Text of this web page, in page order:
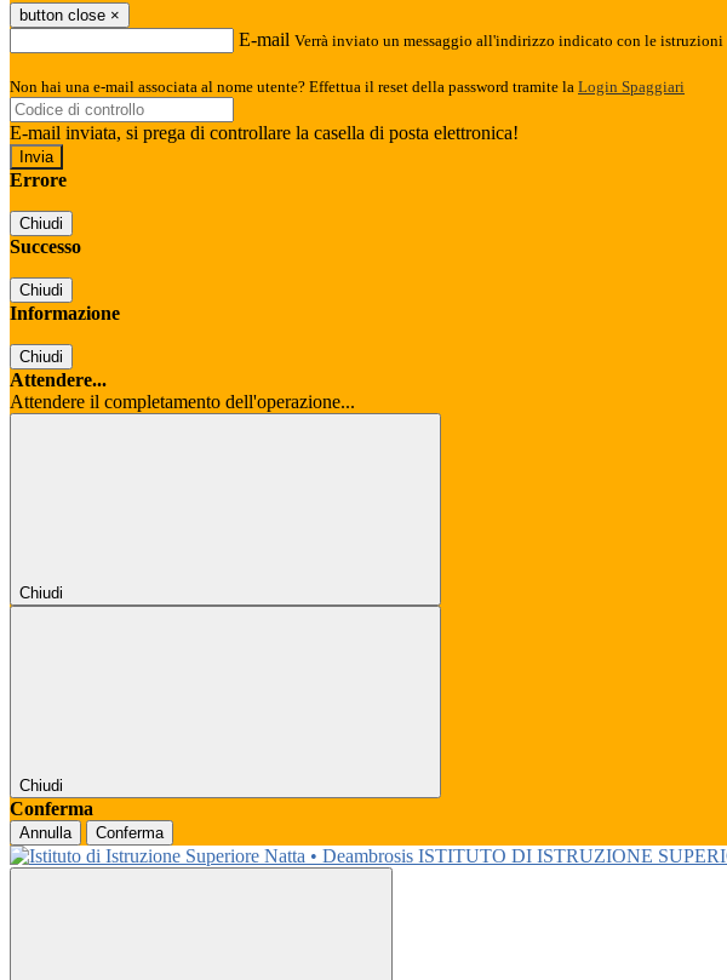
button close ×
E-mail Verrà inviato un messaggio all'indirizzo indicato con le istruzioni
Non hai una e-mail associata al nome utente? Effettua il reset della password tramite la Login Spaggiari
E-mail inviata, si prega di controllare la casella di posta elettronica!
Errore
Chiudi
Successo
Chiudi
Informazione
Chiudi
Attendere...
Attendere il completamento dell'operazione...
Chiudi
Chiudi
Conferma
Annulla Conferma
ISTITUTO DI ISTRUZIONE